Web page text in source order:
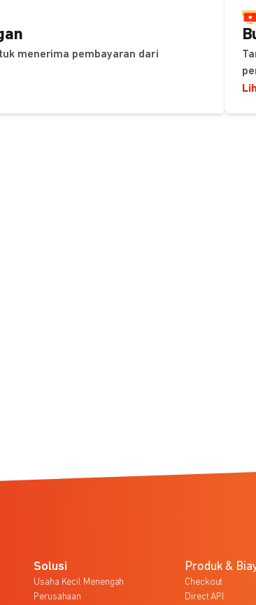
menerima pembayaran dari
Solusi
Usaha Kecil Menengah
Perusahaan
Produk &
Checkout
Direct API